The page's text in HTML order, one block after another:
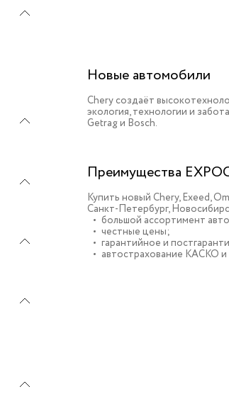
Новые автомобили
Chery создаёт
экология, технологии и
Getrag и Bosch.
Преимущества
Купить новый Chery, Exeed,
Санкт-Петербург,
большой ассортимент
честные цены;
гарантийное и
автострахование КАСКО